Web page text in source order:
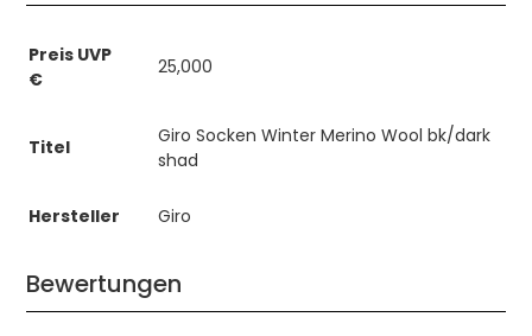
Preis UVP
€
25,000
Titel
Giro Socken Winter Merino Wool bk/dark
shad
Hersteller Giro
Bewertungen